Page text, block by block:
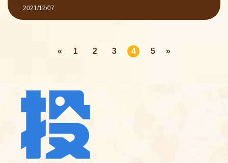
2021/12/07
« 1 2 3 4 5 »